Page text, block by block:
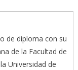
de diploma con su
de la Facultad de
Universidad de